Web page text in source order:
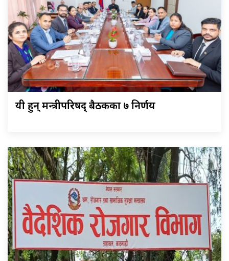
यी हुन् मन्त्रीपरिषद् बैठकका ७ निर्णय